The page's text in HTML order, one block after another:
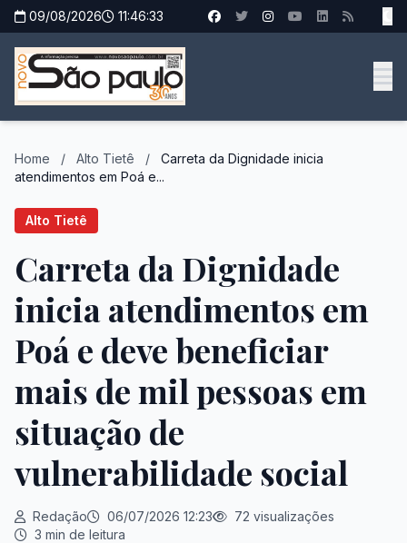
09/08/2026 11:46:34
Home / Alto Tietê /
Carreta da Dignidade inicia
atendimentos em Poá e...
Alto Tietê
Carreta da Dignidade
inicia atendimentos em
Poá e deve beneficiar
mais de mil pessoas em
situação de
vulnerabilidade social
Redação 06/07/2026 12:23
72 visualizações
3 min de leitura